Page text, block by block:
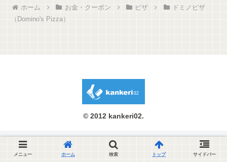
ホーム お金・クーポン ピザ
ドミノピザ
（Domino's Pizza）
© 2012 kankeri02.
メニュー ホーム 検索 トップ サイドバー